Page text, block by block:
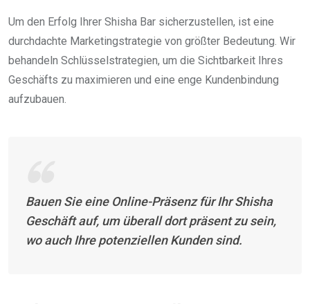
Um den Erfolg Ihrer Shisha Bar sicherzustellen, ist eine
durchdachte Marketingstrategie von größter Bedeutung. Wir
behandeln Schlüsselstrategien, um die Sichtbarkeit Ihres
Geschäfts zu maximieren und eine enge Kundenbindung
aufzubauen.
Bauen Sie eine Online-Präsenz für Ihr Shisha
Geschäft auf, um überall dort präsent zu sein,
wo auch Ihre potenziellen Kunden sind.